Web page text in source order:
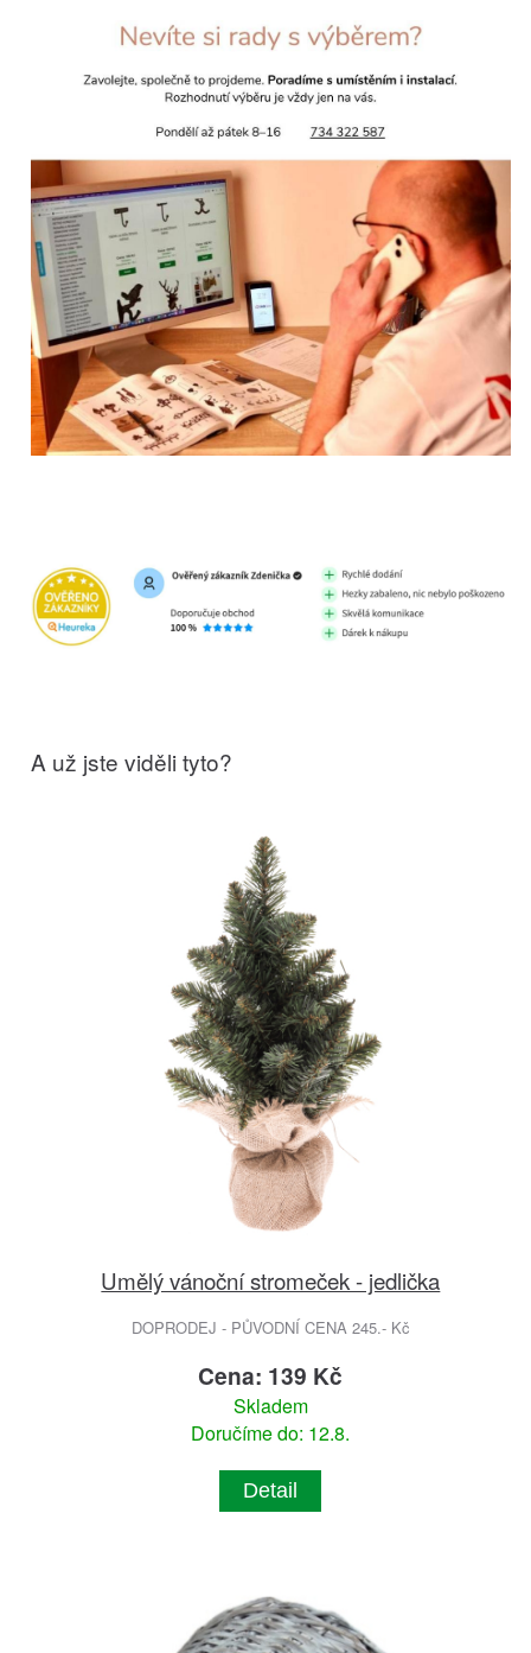
A už jste viděli tyto?
Umělý vánoční stromeček - jedlička
DOPRODEJ - PŮVODNÍ CENA 245.- Kč
Cena: 139 Kč
Skladem
Doručíme do: 12.8.
Detail